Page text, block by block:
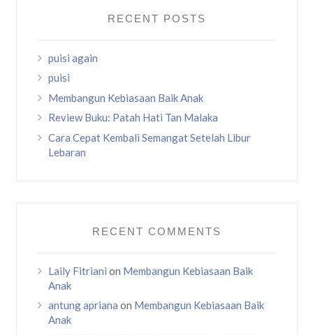
RECENT POSTS
puisi again
puisi
Membangun Kebiasaan Baik Anak
Review Buku: Patah Hati Tan Malaka
Cara Cepat Kembali Semangat Setelah Libur
Lebaran
RECENT COMMENTS
Laily Fitriani on Membangun Kebiasaan Baik
Anak
antung apriana on Membangun Kebiasaan Baik
Anak